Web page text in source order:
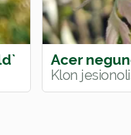
Acer
Klon